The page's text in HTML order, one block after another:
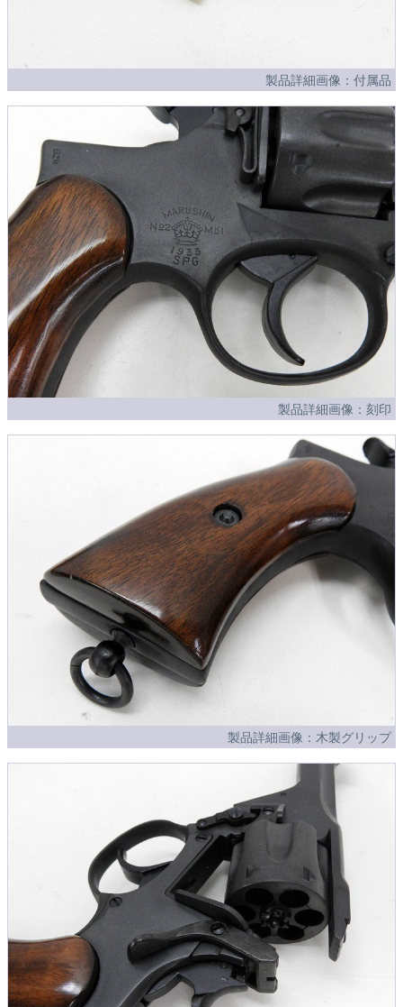
製品詳細画像：付属品
製品詳細画像：刻印
製品詳細画像：木製グリップ